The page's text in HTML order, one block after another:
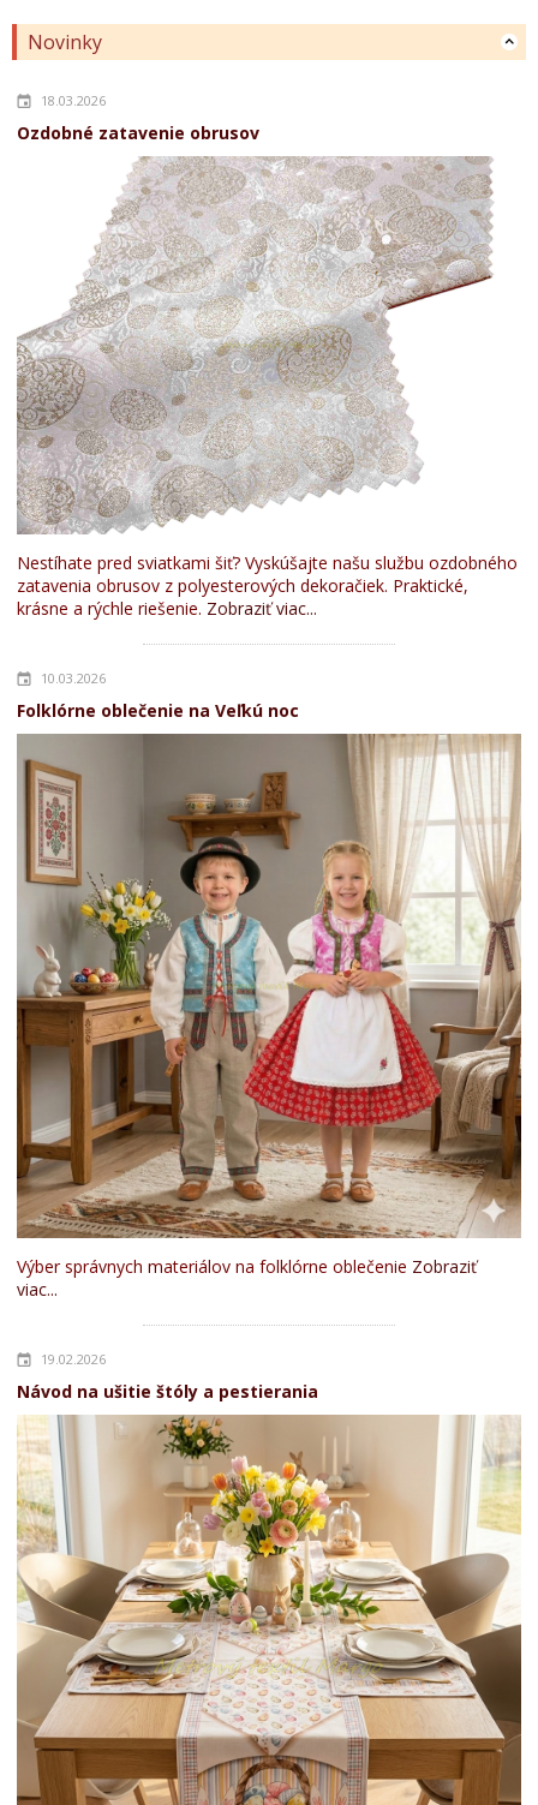
Novinky
18.03.2026
Ozdobné zatavenie obrusov
Nestíhate pred sviatkami šiť? Vyskúšajte našu službu ozdobného
zatavenia obrusov z polyesterových dekoračiek. Praktické,
krásne a rýchle riešenie. Zobraziť viac...
10.03.2026
Folklórne oblečenie na Veľkú noc
Výber správnych materiálov na folklórne oblečenie Zobraziť
viac...
19.02.2026
Návod na ušitie štóly a pestierania